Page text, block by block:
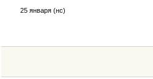
25 января (нс)